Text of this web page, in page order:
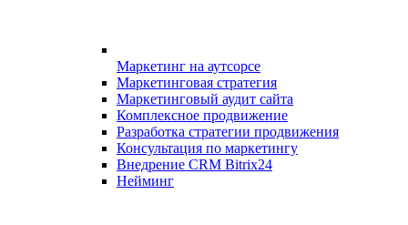
Маркетинг на аутсорсе
Маркетинговая стратегия
Маркетинговый аудит сайта
Комплексное продвижение
Разработка стратегии продвижения
Консультация по маркетингу
Внедрение CRM Bitrix24
Нейминг